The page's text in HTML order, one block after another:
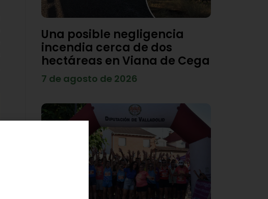
Una posible negligencia
incendia cerca de dos
hectáreas en Viana de Cega
7 de agosto de 2026